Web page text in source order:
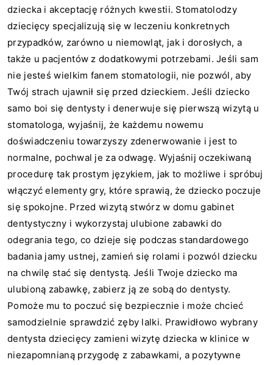
dziecka i akceptację różnych kwestii. Stomatolodzy
dziecięcy specjalizują się w leczeniu konkretnych
przypadków, zarówno u niemowląt, jak i dorosłych, a
także u pacjentów z dodatkowymi potrzebami. Jeśli sam
nie jesteś wielkim fanem stomatologii, nie pozwól, aby
Twój strach ujawnił się przed dzieckiem. Jeśli dziecko
samo boi się dentysty i denerwuje się pierwszą wizytą u
stomatologa, wyjaśnij, że każdemu nowemu
doświadczeniu towarzyszy zdenerwowanie i jest to
normalne, pochwal je za odwagę. Wyjaśnij oczekiwaną
procedurę tak prostym językiem, jak to możliwe i spróbuj
włączyć elementy gry, które sprawią, że dziecko poczuje
się spokojne. Przed wizytą stwórz w domu gabinet
dentystyczny i wykorzystaj ulubione zabawki do
odegrania tego, co dzieje się podczas standardowego
badania jamy ustnej, zamień się rolami i pozwól dziecku
na chwilę stać się dentystą. Jeśli Twoje dziecko ma
ulubioną zabawkę, zabierz ją ze sobą do dentysty.
Pomoże mu to poczuć się bezpiecznie i może chcieć
samodzielnie sprawdzić zęby lalki. Prawidłowo wybrany
dentysta dziecięcy zamieni wizytę dziecka w klinice w
niezapomnianą przygodę z zabawkami, a pozytywne